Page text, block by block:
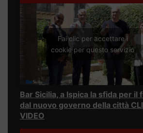
Fai clic per accettare i
cookie per questo servizio
Bar Sicilia, a Ispica la sfida per il
dal nuovo governo della città
VIDEO